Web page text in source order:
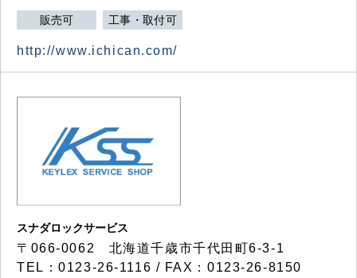
販売可 工事・取付可
http://www.ichican.com/
スナダロックサービス
〒066-0062 北海道千歳市千代田町6-3-1
TEL：0123-26-1116 / FAX：0123-26-8150